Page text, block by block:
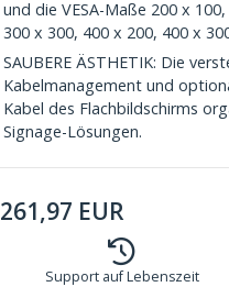
und die VESA-Maße 200 x
300 x 300, 400 x 200, 400 x
SAUBERE ÄSTHETIK: Die
Kabelmanagement und
Kabel des Flachbildschirms
Signage-Lösungen.
261,97 EUR
Support auf Lebenszeit